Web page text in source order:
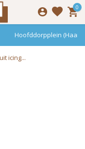
0
Hoofddorpplein
icing...